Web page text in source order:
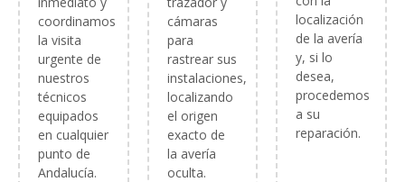
coordinamos
la visita
urgente de
nuestros
técnicos
equipados
en cualquier
punto de
Andalucía.
cámaras
para
rastrear sus
instalaciones,
localizando
el origen
exacto de
la avería
oculta.
localización
de la avería
y, si lo
desea,
procedemos
a su
reparación.